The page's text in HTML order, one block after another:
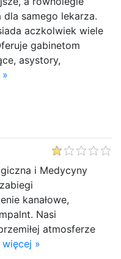
samego lekarza.
aczkolwiek wiele
gabinetom
asystory,
i Medycyny
kanałowe,
Nasi
atmosferze
»